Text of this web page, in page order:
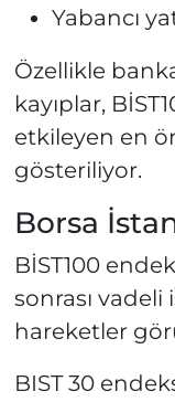
Yabancı
Özellikle
kayıplar,
etkileyen en
gösteriliyor.
Borsa
BİST100
sonrası vadeli
hareketler
BIST 30